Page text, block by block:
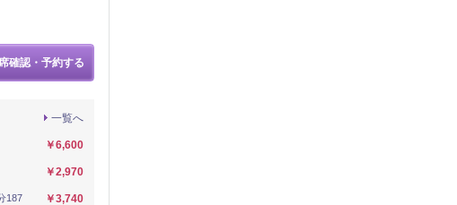
確認・予約する
一覧へ
￥6,600
￥2,970
187
￥3,740